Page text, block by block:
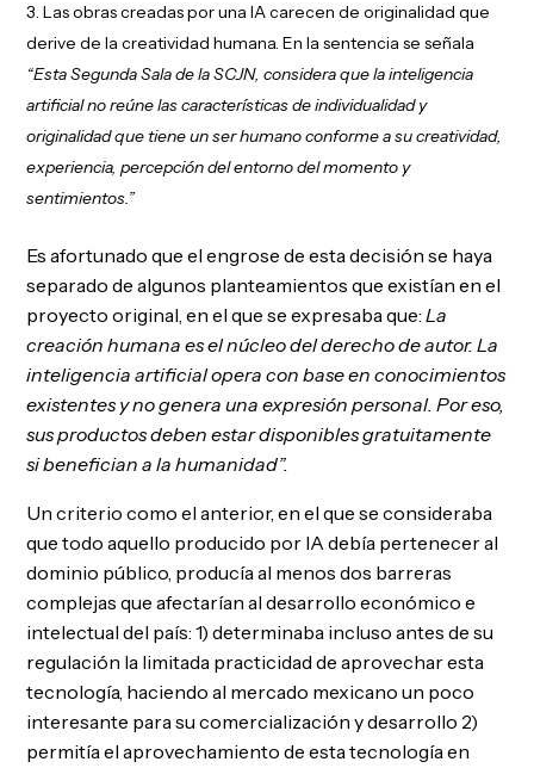
Las obras creadas por una IA carecen de originalidad que
derive de la creatividad humana. En la sentencia se señala
“Esta Segunda Sala de la SCJN, considera que la inteligencia
artificial no reúne las características de individualidad y
originalidad que tiene un ser humano conforme a su creatividad,
experiencia, percepción del entorno del momento y
sentimientos.”
Es afortunado que el engrose de esta decisión se haya
separado de algunos planteamientos que existían en el
proyecto original, en el que se expresaba que:La
creación humana es el núcleo del derecho de autor. La
inteligencia artificial opera con base en conocimientos
existentes y no genera una expresión personal. Por eso,
sus productos deben estar disponibles gratuitamente
si benefician a la humanidad”.
Un criterio como el anterior, en el que se consideraba
que todo aquello producido por IA debía pertenecer al
dominio público, producía al menos dos barreras
complejas que afectarían al desarrollo económico e
intelectual del país: 1) determinaba incluso antes de su
regulación la limitada practicidad de aprovechar esta
tecnología, haciendo al mercado mexicano un poco
interesante para su comercialización y desarrollo 2)
permitía el aprovechamiento de esta tecnología en